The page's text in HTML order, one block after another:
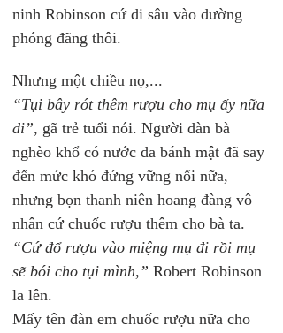
ninh Robinson cứ đi sâu vào đường
phóng đãng thôi.
Nhưng một chiều nọ,...
“Tụi bây rót thêm rượu cho mụ ấy nữa
đi”, gã trẻ tuổi nói. Người đàn bà
nghèo khổ có nước da bánh mật đã say
đến mức khó đứng vững nổi nữa,
nhưng bọn thanh niên hoang đàng vô
nhân cứ chuốc rượu thêm cho bà ta.
“Cứ đổ rượu vào miệng mụ đi rồi mụ
sẽ bói cho tụi mình,” Robert Robinson
la lên.
Mấy tên đàn em chuốc rượu nữa cho